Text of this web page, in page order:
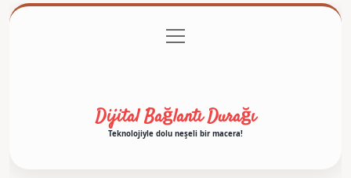
Gizlilik Politikası
menüyü
aç
Dijital Bağlantı Durağı
Teknolojiyle dolu neşeli bir macera!